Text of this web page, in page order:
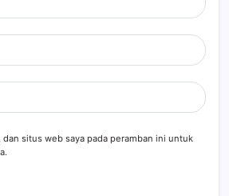
dan situs web saya pada peramban ini untuk